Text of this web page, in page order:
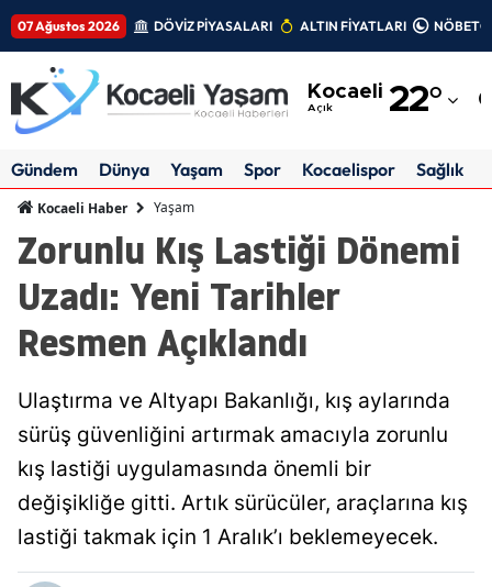
07 Ağustos 2026 DÖVİZ PİYASALARI ALTIN FİYATLARI
Kocaeli
Açık 22°
Adıyaman
Amasya
Ankara
Aydın
Balıkesir
Bilecik
Gündem Dünya Yaşam Spor Kocaelispor Sağlık
Kocaeli Haber Yaşam
Zorunlu Kış Lastiği Dönemi
Uzadı: Yeni Tarihler
Resmen Açıklandı
Ulaştırma ve Altyapı Bakanlığı, kış aylarında
sürüş güvenliğini artırmak amacıyla zorunlu
kış lastiği uygulamasında önemli bir
değişikliğe gitti. Artık sürücüler, araçlarına kış
lastiği takmak için 1 Aralık’ı beklemeyecek.